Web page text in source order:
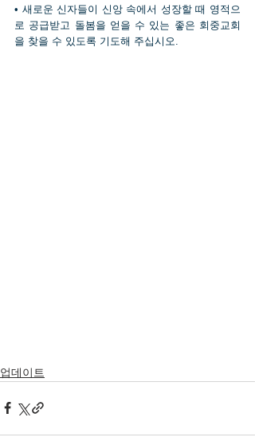
• 새로운 신자들이 신앙 속에서 성장할 때 영적으
로 공급받고 돌봄을 얻을 수 있는 좋은 회중교회
을 찾을 수 있도록 기도해 주십시오.
업데이트